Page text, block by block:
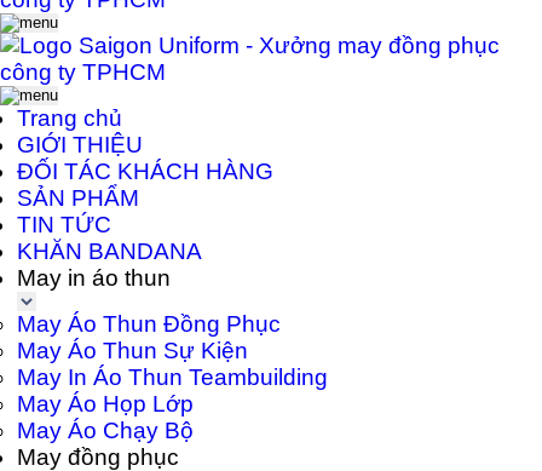
Trang chủ
GIỚI THIỆU
ĐỐI TÁC KHÁCH HÀNG
SẢN PHẨM
TIN TỨC
KHĂN BANDANA
May in áo thun
May Áo Thun Đồng Phục
May Áo Thun Sự Kiện
May In Áo Thun Teambuilding
May Áo Họp Lớp
May Áo Chạy Bộ
May đồng phục